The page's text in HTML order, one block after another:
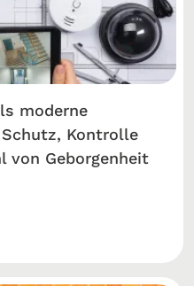
moderne
Kontrolle
von Geborgenheit